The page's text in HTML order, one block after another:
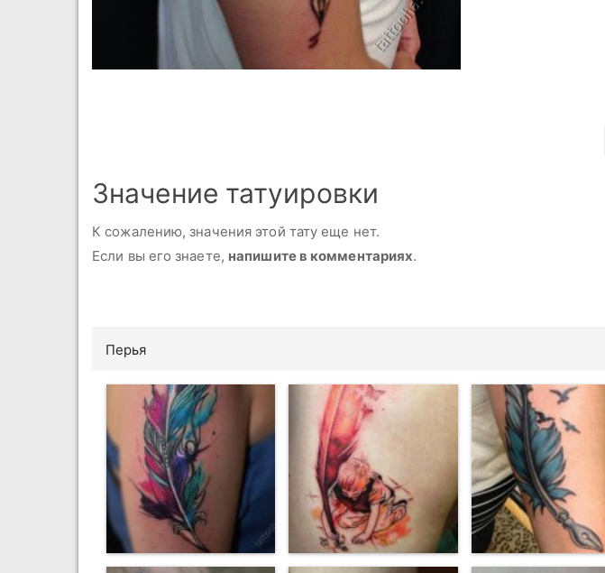
Значение татуировки
К сожалению, значения этой тату еще нет.
Если вы его знаете, напишите в комментариях.
Перья